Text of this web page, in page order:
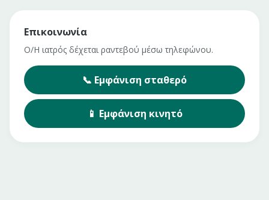
Επικοινωνία
Ο/Η ιατρός δέχεται ραντεβού μέσω τηλεφώνου.
📞 Εμφάνιση σταθερό
📱 Εμφάνιση κινητό